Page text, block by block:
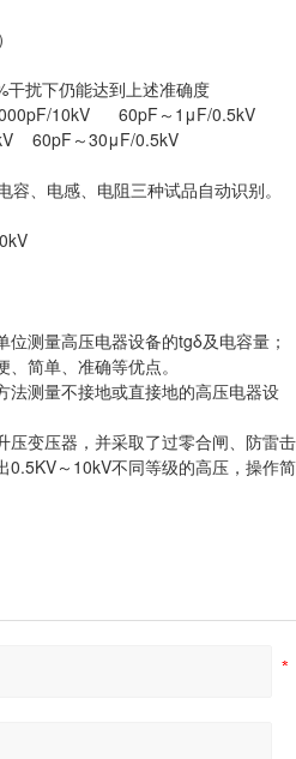
扰下仍能达到上述准确度
10kV 60pF～1μF/0.5kV
60pF～30μF/0.5kV
、电感、电阻三种试品自动识别。
测量高压电器设备的tgδ及电容量；
简单、准确等优点。
法测量不接地或直接地的高压电器设
压变压器，并采取了过零合闸、防雷击
0.5KV～10kV不同等级的高压，操作简